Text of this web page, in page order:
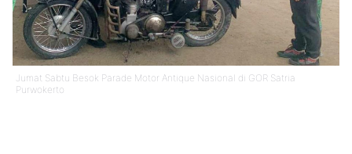
Jumat Sabtu Besok Parade Motor Antique Nasional di GOR Satria
Purwokerto